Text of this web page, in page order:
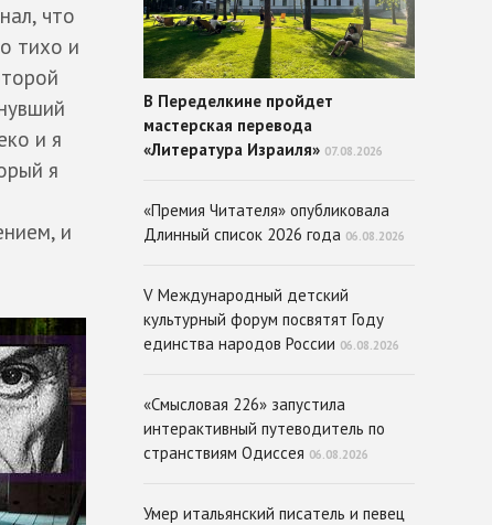
что
тихо и
и я
я
и
В Переделкине пройдет
мастерская перевода
«Литература Израиля» 07.08.2026
«Премия Читателя» опубликовала
Длинный список 2026 года 06.08.2026
V Международный детский
культурный форум посвятят Году
единства народов России 06.08.2026
«Смысловая 226» запустила
интерактивный путеводитель по
странствиям Одиссея 06.08.2026
Умер итальянский писатель и певец